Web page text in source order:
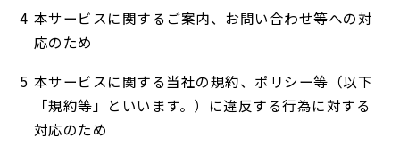
本サービスに関するご案内、お問い合わせ等への対
応のため
本サービスに関する当社の規約、ポリシー等（以下
「規約等」といいます。）に違反する行為に対する
対応のため